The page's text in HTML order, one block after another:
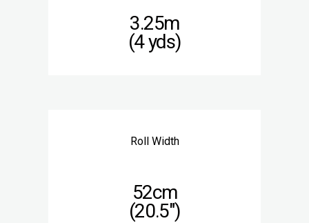
3.25m
(4 yds)
Roll Width
52cm
(20.5″)